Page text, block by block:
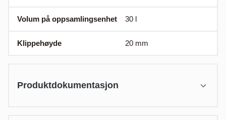
Volum på oppsamlingsenhet 30 l
Klippehøyde 20 mm
Produktdokumentasjon